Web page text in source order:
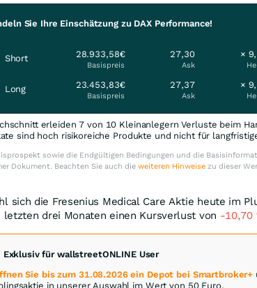
Sie Ihre Einschätzung zu DAX Performance!
Short 28.933,58€
Basispreis
27,30
Ask
×
Long 23.453,83€
Basispreis
27,37
Ask
×
erleiden 7 von 10 Kleinanlegern Verluste beim
sind hoch risikoreiche Produkte und nicht für
sowie die Endgültigen Bedingungen und die
Dokument. Beachten Sie auch die weiteren Hinweisezu dieser
sich die Fresenius Medical Care Aktie heute im
letzten drei Monaten einen Kursverlust von -10,70
Exklusiv für wallstreetONLINE User
Sie bis zum 31.08.2026 ein Depot bei Smartbroker+
in unserer Auswahl im Wert von 50 Euro.